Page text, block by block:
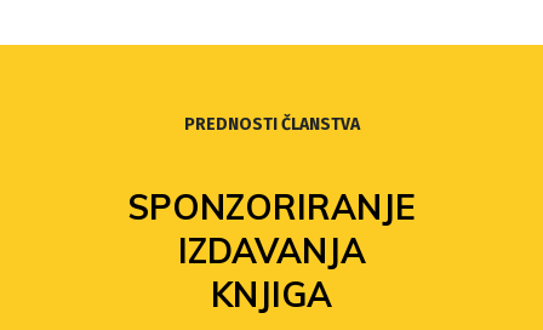
PREDNOSTI ČLANSTVA
SPONZORIRANJE
IZDAVANJA
KNJIGA